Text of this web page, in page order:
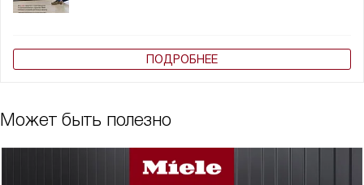
ПОДРОБНЕЕ
Может быть полезно